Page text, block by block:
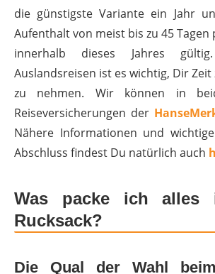
die günstigste Variante ein Jahr
Aufenthalt von meist bis zu 45
innerhalb dieses Jahres
Auslandsreisen ist es wichtig, Dir
zu nehmen. Wir können in
Reiseversicherungen der
Nähere Informationen und
Abschluss findest Du natürlich auch
Was packe ich alles
Rucksack?
Die Qual der Wahl